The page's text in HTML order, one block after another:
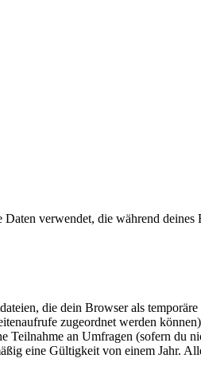
verwendet, die während deines
die dein Browser als
zugeordnet werden
an Umfragen (sofern du
eine Gültigkeit von einem Jahr.